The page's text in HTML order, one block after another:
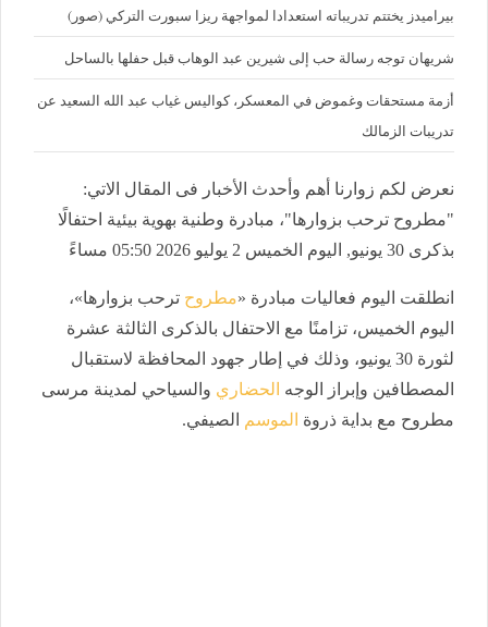
بيراميدز يختتم تدريباته استعدادا لمواجهة ريزا سبورت التركي (صور)
شريهان توجه رسالة حب إلى شيرين عبد الوهاب قبل حفلها بالساحل
أزمة مستحقات وغموض في المعسكر، كواليس غياب عبد الله السعيد عن
تدريبات الزمالك
نعرض لكم زوارنا أهم وأحدث الأخبار فى المقال الاتي:
"مطروح ترحب بزوارها"، مبادرة وطنية بهوية بيئية احتفالًا
بذكرى 30 يونيو, اليوم الخميس 2 يوليو 2026 05:50 مساءً
انطلقت اليوم فعاليات مبادرة «مطروح ترحب بزوارها»،
اليوم الخميس، تزامنًا مع الاحتفال بالذكرى الثالثة عشرة
لثورة 30 يونيو، وذلك في إطار جهود المحافظة لاستقبال
المصطافين وإبراز الوجه الحضاري والسياحي لمدينة مرسى
مطروح مع بداية ذروة الموسم الصيفي.